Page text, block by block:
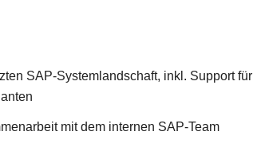
SAP-Systemlandschaft, inkl. Support für
mit dem internen SAP-Team